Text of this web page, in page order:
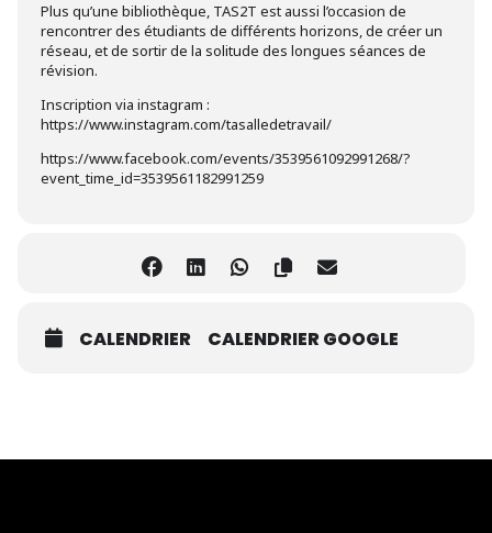
Plus qu’une bibliothèque, TAS2T est aussi l’occasion de
rencontrer des étudiants de différents horizons, de créer un
réseau, et de sortir de la solitude des longues séances de
révision.
Inscription via instagram :
https://www.instagram.com/tasalledetravail/
https://www.facebook.com/events/3539561092991268/?
event_time_id=3539561182991259
CALENDRIER CALENDRIER GOOGLE